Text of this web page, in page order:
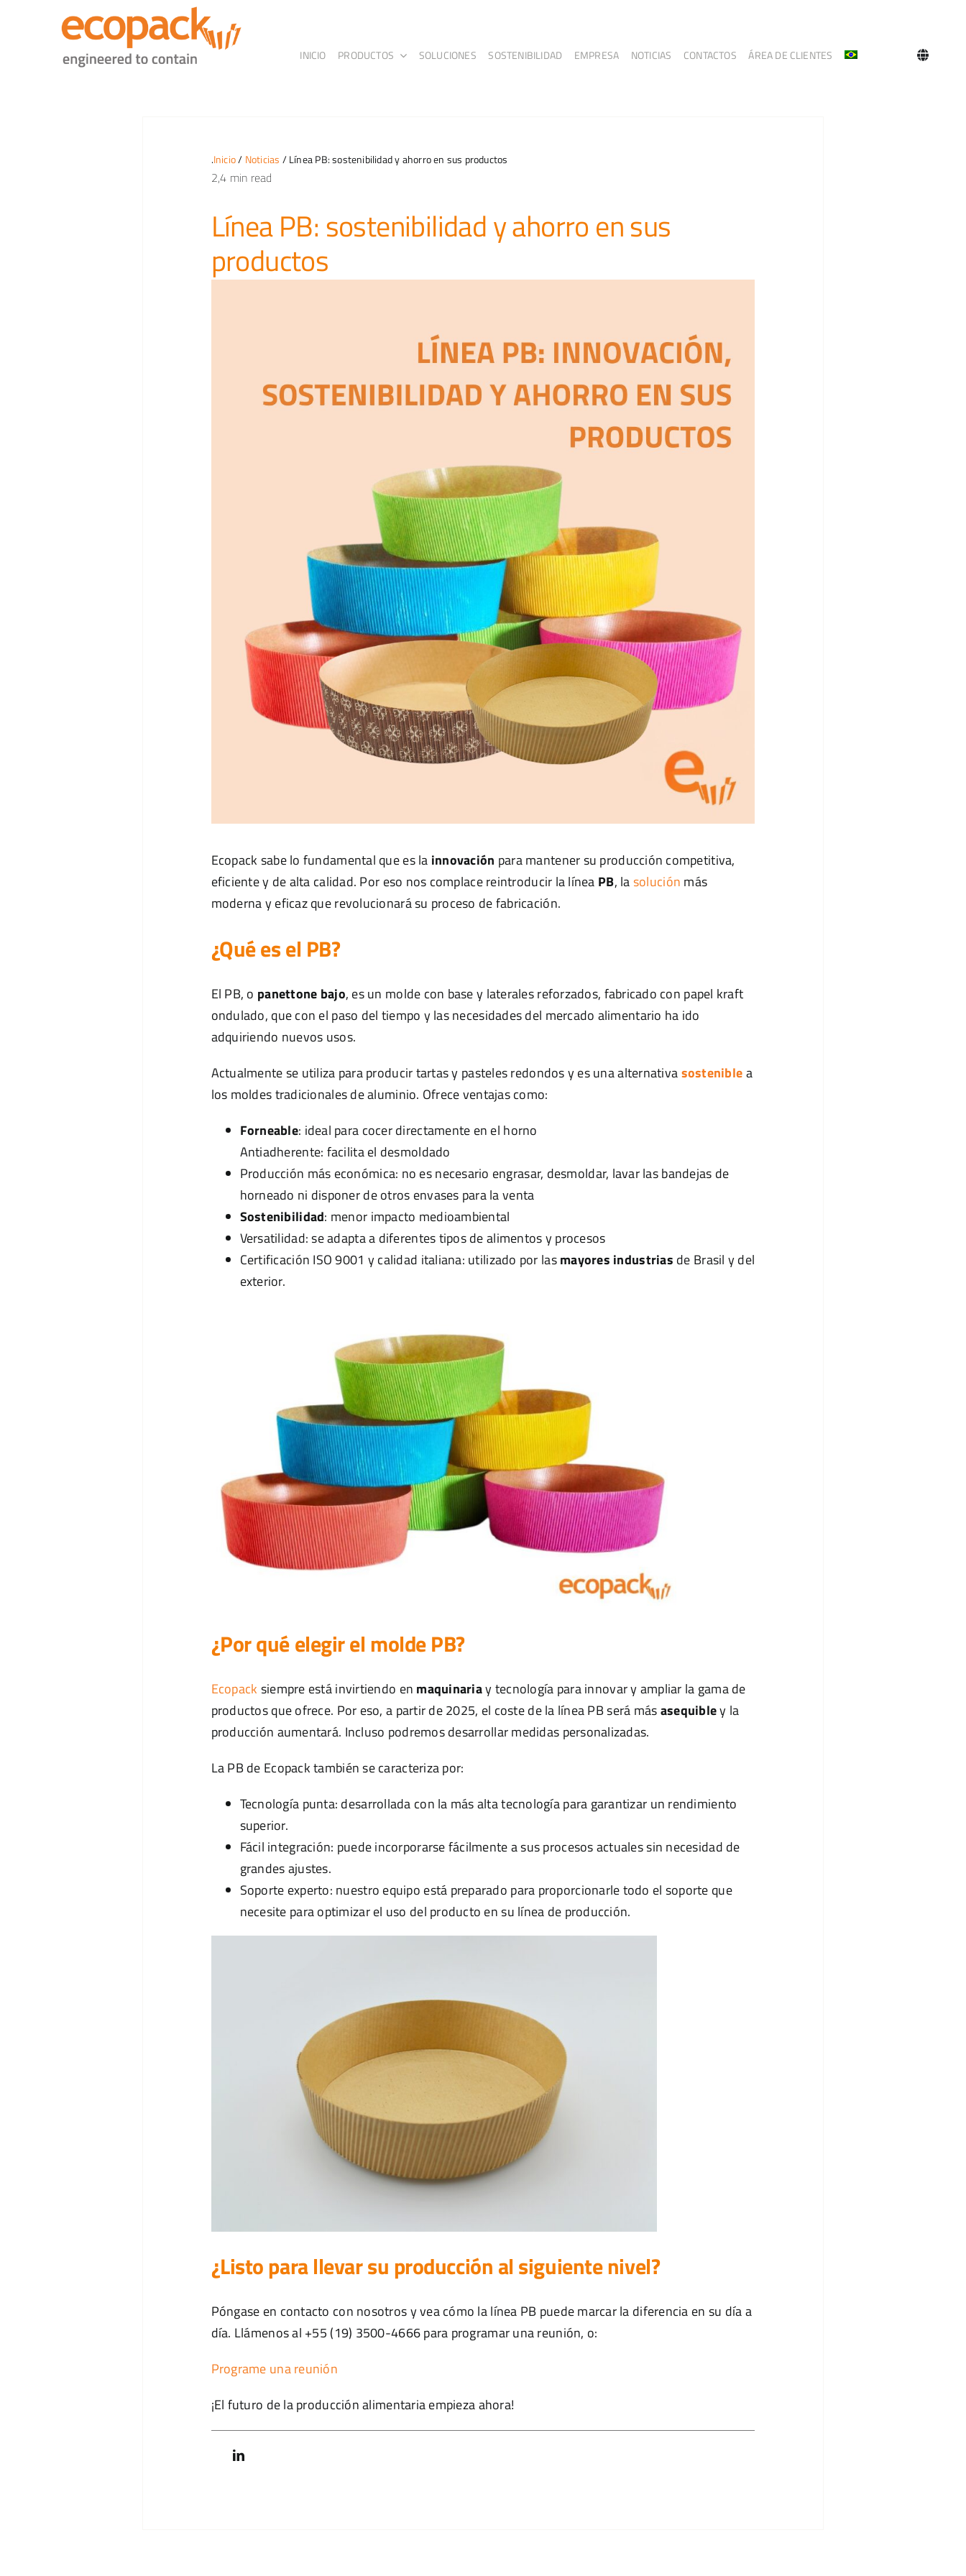
INICIO PRODUCTOS SOLUCIONES SOSTENIBILIDAD EMPRESA NOTICIAS CONTACTOS ÁREA DE CLIENTES
.Inicio/ Noticias / Línea PB: sostenibilidad y ahorro en sus productos
2,4 min read
Línea PB: sostenibilidad y ahorro en sus
productos
Ecopack sabe lo fundamental que es la innovación para mantener su producción competitiva,
eficiente y de alta calidad. Por eso nos complace reintroducir la línea PB, lasolución más
moderna y eficaz que revolucionará su proceso de fabricación.
¿Qué es el PB?
El PB, o panettone bajo, es un molde con base y laterales reforzados, fabricado con papel kraft
ondulado, que con el paso del tiempo y las necesidades del mercado alimentario ha ido
adquiriendo nuevos usos.
Actualmente se utiliza para producir tartas y pasteles redondos y es una alternativasosteniblea
los moldes tradicionales de aluminio. Ofrece ventajas como:
Forneable: ideal para cocer directamente en el horno
Antiadherente: facilita el desmoldado
Producción más económica: no es necesario engrasar, desmoldar, lavar las bandejas de
horneado ni disponer de otros envases para la venta
Sostenibilidad: menor impacto medioambiental
Versatilidad: se adapta a diferentes tipos de alimentos y procesos
Certificación ISO 9001 y calidad italiana: utilizado por lasmayores industrias de Brasil y del
exterior.
¿Por qué elegir el molde PB?
Ecopack siempre está invirtiendo en maquinariay tecnología para innovar y ampliar la gama de
productos que ofrece. Por eso, a partir de 2025, el coste de la línea PB será másasequibley la
producción aumentará. Incluso podremos desarrollar medidas personalizadas.
La PB de Ecopack también se caracteriza por:
Tecnología punta: desarrollada con la más alta tecnología para garantizar un rendimiento
superior.
Fácil integración: puede incorporarse fácilmente a sus procesos actuales sin necesidad de
grandes ajustes.
Soporte experto: nuestro equipo está preparado para proporcionarle todo el soporte que
necesite para optimizar el uso del producto en su línea de producción.
¿Listo para llevar su producción al siguiente nivel?
Póngase en contacto con nosotros y vea cómo la línea PB puede marcar la diferencia en su día a
día. Llámenos al +55 (19) 3500-4666 para programar una reunión, o:
Programe una reunión
¡El futuro de la producción alimentaria empieza ahora!